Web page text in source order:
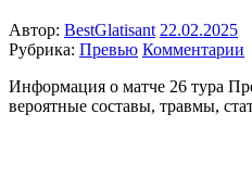
Автор: BestGlatisant 22.02.2025
Рубрика: Превью Комментарии
Информация о матче 26 тура
вероятные составы, травмы,